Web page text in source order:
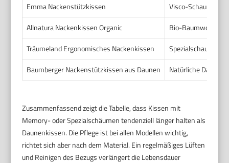
Emma Nackenstützkissen
Visco-Schaum mit
Allnatura Nackenkissen Organic
Bio-Baumwolle
Träumeland Ergonomisches Nackenkissen
Spezialschaum
Baumberger Nackenstützkissen aus Daunen
Natürliche
Zusammenfassend zeigt die Tabelle, dass Kissen mit
Memory- oder Spezialschäumen tendenziell länger halten als
Daunenkissen. Die Pflege ist bei allen Modellen wichtig,
richtet sich aber nach dem Material. Ein regelmäßiges Lüften
und Reinigen des Bezugs verlängert die Lebensdauer